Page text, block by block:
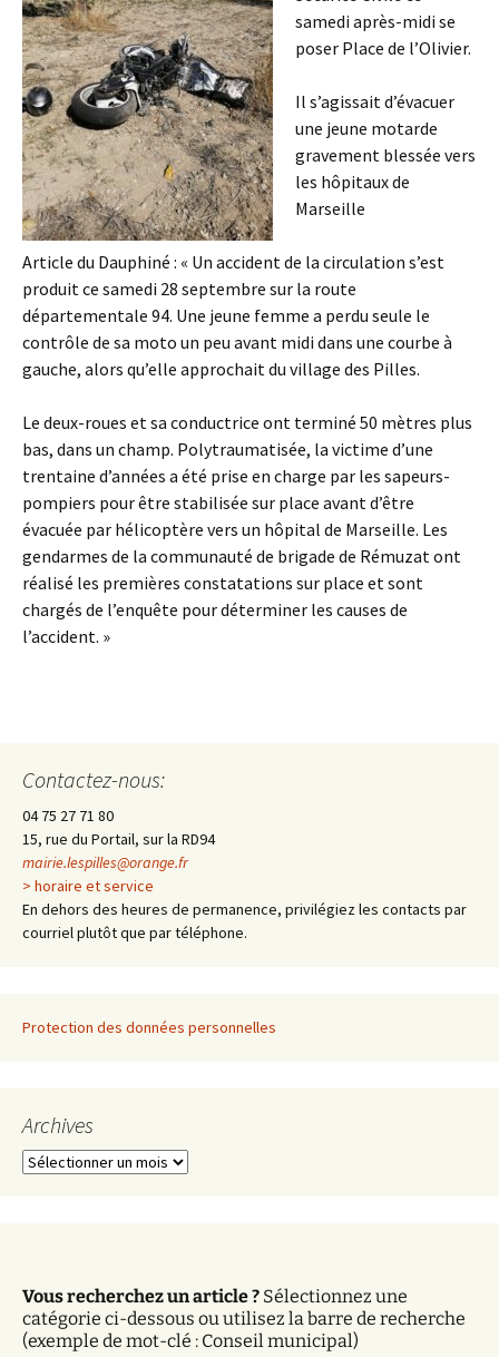
samedi après-midi se
poser Place de l’Olivier.
Il s’agissait d’évacuer
une jeune motarde
gravement blessée vers
les hôpitaux de
Marseille
Article du Dauphiné : « Un accident de la circulation s’est
produit ce samedi 28 septembre sur la route
départementale 94. Une jeune femme a perdu seule le
contrôle de sa moto un peu avant midi dans une courbe à
gauche, alors qu’elle approchait du village des Pilles.
Le deux-roues et sa conductrice ont terminé 50 mètres plus
bas, dans un champ. Polytraumatisée, la victime d’une
trentaine d’années a été prise en charge par les sapeurs-
pompiers pour être stabilisée sur place avant d’être
évacuée par hélicoptère vers un hôpital de Marseille. Les
gendarmes de la communauté de brigade de Rémuzat ont
réalisé les premières constatations sur place et sont
chargés de l’enquête pour déterminer les causes de
l’accident. »
Contactez-nous:
04 75 27 71 80
15, rue du Portail, sur la RD94
mairie.lespilles@orange.fr
> horaire et service
En dehors des heures de permanence, privilégiez les contacts par
courriel plutôt que par téléphone.
Protection des données personnelles
Archives
A
e
s
Vous recherchez un article ? Sélectionnez une
catégorie ci-dessous ou utilisez la barre de recherche
(exemple de mot-clé : Conseil municipal)